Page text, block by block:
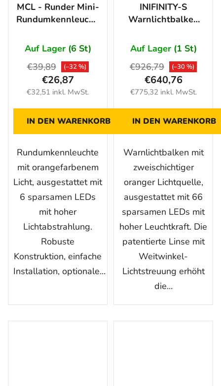
MCL - Runder Mini-
Rundumkennleuchte
12/24V
Auf Lager (6 St)
€32,51 inkl. MwSt.
€26,87
€39,89 (–32 %)
IN DEN WARENKORB
Rundumkennleuchte
mit orangefarbenem
Licht, ausgestattet mit
6 sparsamen LEDs
mit hoher
Lichtabstrahlung.
Robuste
Konstruktion, einfache
Installation, optionale...
INIFINITY-S
Warnlichtbalken
12V, ORANGE mit
e-SRC
Steuereinheit
Auf Lager (1 St)
€775,32 inkl. MwSt.
€640,76
€926,79 (–30 %)
IN DEN WARENKORB
Warnlichtbalken mit
zweischichtiger
oranger Lichtquelle,
ausgestattet mit 66
sparsamen LEDs mit
hoher Leuchtkraft. Die
patentierte Linse mit
Weitwinkel-
Lichtstreuung erhöht
die...